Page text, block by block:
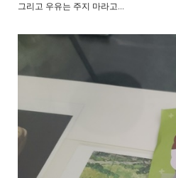
그리고 우유는 주지 마라고...